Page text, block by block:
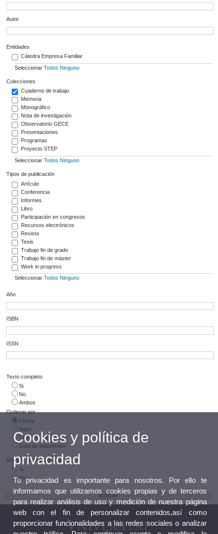
Autor
Entidades
Cátedra Empresa Familiar
Seleccionar Todos Ninguno
Colecciones
Cuaderno de trabajo
Memoria
Monográfico
Nota de investigación
Observatorio GECE
Presentaciones
Programas
Proyecto STEP
Seleccionar Todos Ninguno
Tipos de publicación
Artículo
Conferencia
Informes
Libro
Participación en congresos
Recursos electrónicos
Revista
Tesis
Trabajo fin de grado
Trabajo fin de máster
Work in progress
Seleccionar Todos Ninguno
Año
ISBN
ISSN
Texto completo
Si
No
Ambos
Ordenar por
Fecha
Autor
Tipos de publicación
Data de adquisición
Mostrar en formato cita
Si
No
Cookies y política de
privacidad
Tu privacidad es importante para nosotros. Por ello te
informamos que utilizamos cookies propias y de terceros
para realizar análisis de uso y medición de nuestra página
web con el fin de personalizar contenidos,así como
proporcionar funcionalidades a las redes sociales o analizar